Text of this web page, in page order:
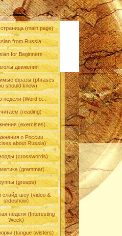
(main page)
from Russia
for Beginners
движения
фразы (phrases
should know)
недели (Word o...
(reading)
(exercises)
о России
about Russia)
(crosswords)
(grammar)
(groups)
слайд-шоу (video &
slideshow)
неделя (Interesting
Week)
(tongue twisters)